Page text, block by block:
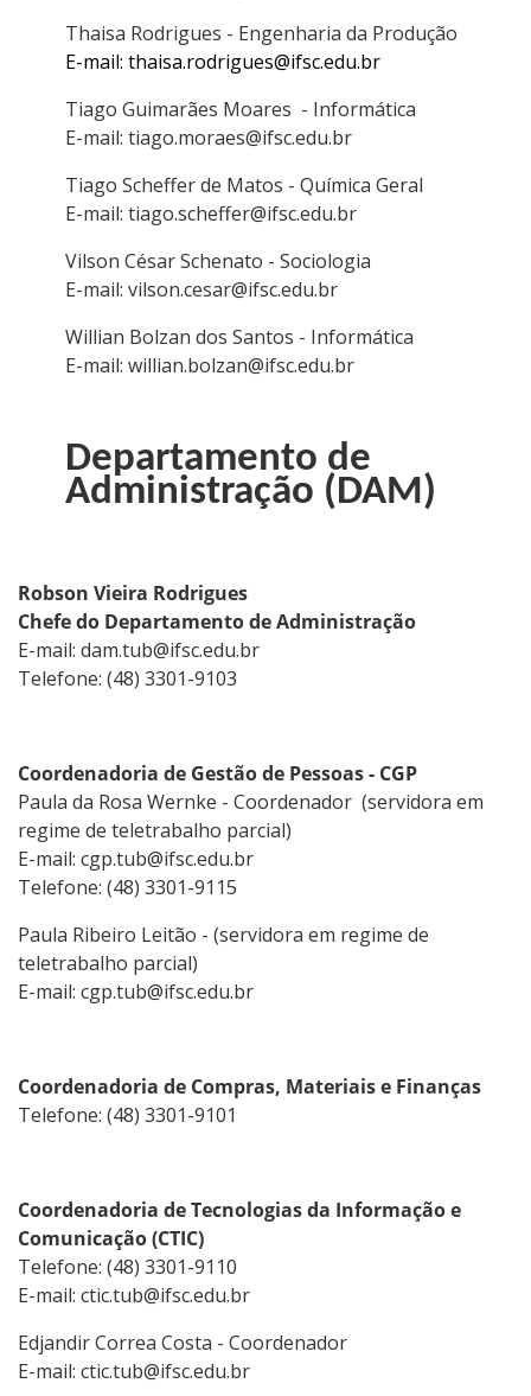
Thaisa Rodrigues - Engenharia da Produção
E-mail: thaisa.rodrigues@ifsc.edu.br
Tiago Guimarães Moares - Informática
E-mail: tiago.moraes@ifsc.edu.br
Tiago Scheffer de Matos - Química Geral
E-mail: tiago.scheffer@ifsc.edu.br
Vilson César Schenato - Sociologia
E-mail: vilson.cesar@ifsc.edu.br
Willian Bolzan dos Santos - Informática
E-mail: willian.bolzan@ifsc.edu.br
Departamento de
Administração (DAM)
Robson Vieira Rodrigues
Chefe do Departamento de Administração
E-mail: dam.tub@ifsc.edu.br
Telefone: (48) 3301-9103
Coordenadoria de Gestão de Pessoas - CGP
Paula da Rosa Wernke - Coordenador (servidora em
regime de teletrabalho parcial)
E-mail: cgp.tub@ifsc.edu.br
Telefone: (48) 3301-9115
Paula Ribeiro Leitão - (servidora em regime de
teletrabalho parcial)
E-mail: cgp.tub@ifsc.edu.br
Coordenadoria de Compras, Materiais e Finanças
Telefone: (48) 3301-9101
Coordenadoria de Tecnologias da Informação e
Comunicação (CTIC)
Telefone: (48) 3301-9110
E-mail: ctic.tub@ifsc.edu.br
Edjandir Correa Costa - Coordenador
E-mail: ctic.tub@ifsc.edu.br